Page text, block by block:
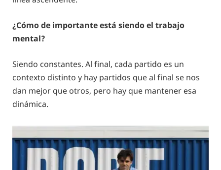
¿Cómo de importante está siendo el trabajo
mental?
Siendo constantes. Al final, cada partido es un
contexto distinto y hay partidos que al final se nos
dan mejor que otros, pero hay que mantener esa
dinámica.